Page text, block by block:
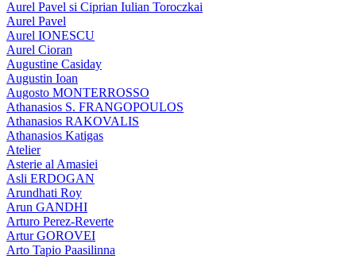
Aurel Pavel si Ciprian Iulian Toroczkai
Aurel Pavel
Aurel IONESCU
Aurel Cioran
Augustine Casiday
Augustin Ioan
Augosto MONTERROSSO
Athanasios S. FRANGOPOULOS
Athanasios RAKOVALIS
Athanasios Katigas
Atelier
Asterie al Amasiei
Asli ERDOGAN
Arundhati Roy
Arun GANDHI
Arturo Perez-Reverte
Artur GOROVEI
Arto Tapio Paasilinna